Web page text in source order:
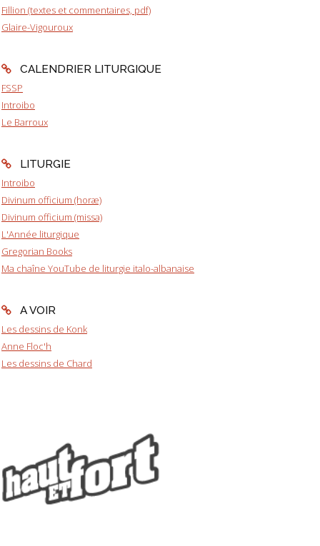
Fillion (textes et commentaires, pdf)
Glaire-Vigouroux
CALENDRIER LITURGIQUE
FSSP
Introibo
Le Barroux
LITURGIE
Introibo
Divinum officium (horæ)
Divinum officium (missa)
L'Année liturgique
Gregorian Books
Ma chaîne YouTube de liturgie italo-albanaise
A VOIR
Les dessins de Konk
Anne Floc'h
Les dessins de Chard